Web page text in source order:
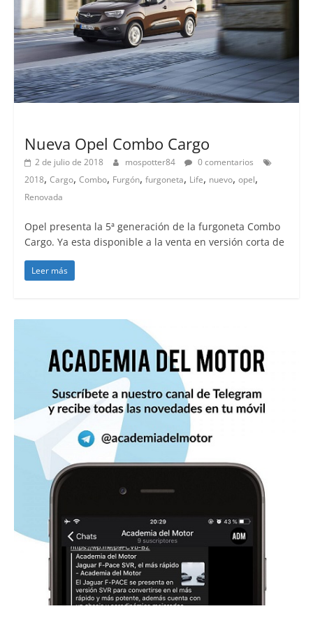
Nueva Opel Combo Cargo
2 de julio de 2018 mospotter84
0 comentarios
2018, Cargo, Combo, Furgón, furgoneta, Life, nuevo, opel,
Renovada
Opel presenta la 5ª generación de la furgoneta Combo
Cargo. Ya esta disponible a la venta en versión corta de
Leer más